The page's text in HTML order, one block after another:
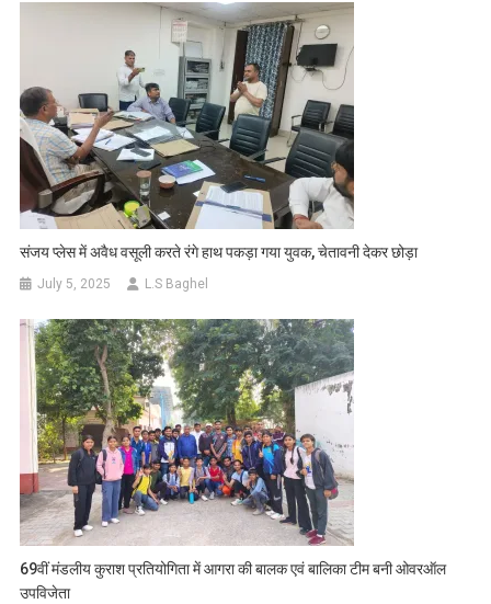
संजय प्लेस में अवैध वसूली करते रंगे हाथ पकड़ा गया युवक, चेतावनी देकर छोड़ा
July 5, 2025 L.S Baghel
69वीं मंडलीय कुराश प्रतियोगिता में आगरा की बालक एवं बालिका टीम बनी ओवरऑल
उपविजेता